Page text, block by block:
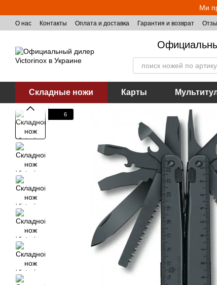
Ми
О нас Контакты Оплата и доставка Гарантия и возврат
Складные ножи Карты
6